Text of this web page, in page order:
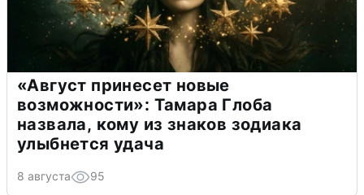
«Август принесет новые
возможности»: Тамара Глоба
назвала, кому из знаков зодиака
улыбнется удача
8 августа 95